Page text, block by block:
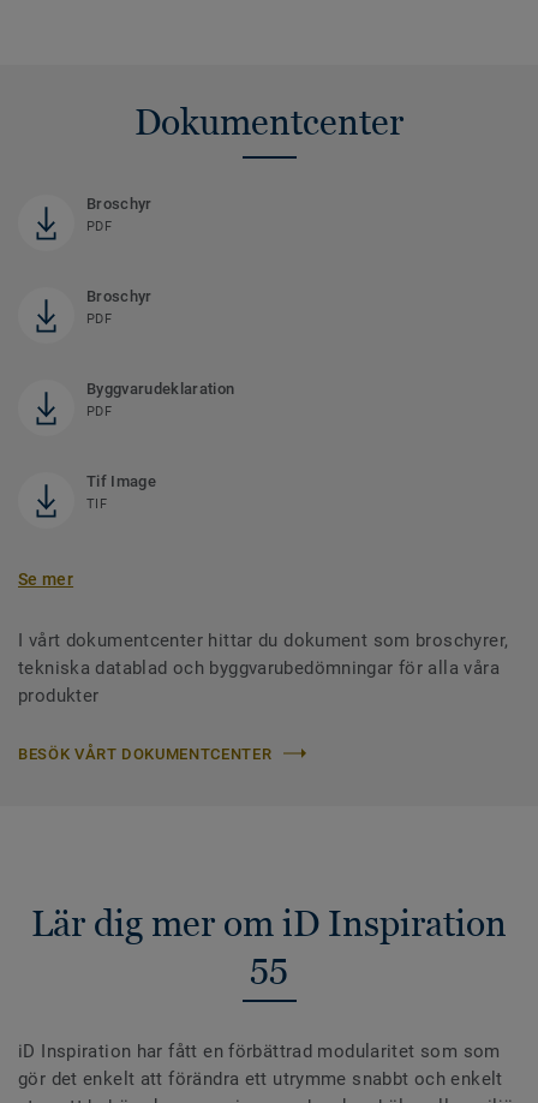
Dokumentcenter
Broschyr
PDF
Broschyr
PDF
Byggvarudeklaration
PDF
Tif Image
TIF
Se mer
I vårt dokumentcenter hittar du dokument som broschyrer,
tekniska datablad och byggvarubedömningar för alla våra
produkter
BESÖK VÅRT DOKUMENTCENTER
Lär dig mer om iD Inspiration
55
iD Inspiration har fått en förbättrad modularitet som som
gör det enkelt att förändra ett utrymme snabbt och enkelt